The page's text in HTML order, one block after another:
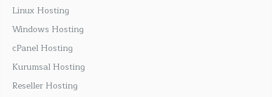
Linux Hosting
Windows Hosting
cPanel Hosting
Kurumsal Hosting
Reseller Hosting